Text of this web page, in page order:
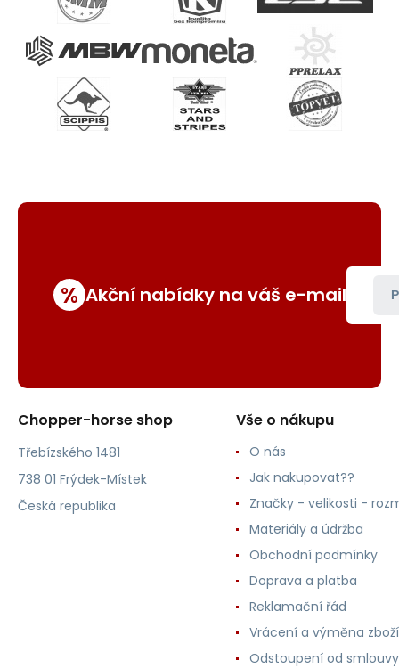
% Akční nabídky na váš e-mail
Chopper-horse shop
Třebízského 1481
738 01 Frýdek-Místek
Česká republika
Vše o nákupu
O nás
Jak nakupovat??
Značky - velikosti -
Materiály a údržba
Obchodní podmínky
Doprava a platba
Reklamační řád
Vrácení a výměna zboží
Odstoupení od smlouvy